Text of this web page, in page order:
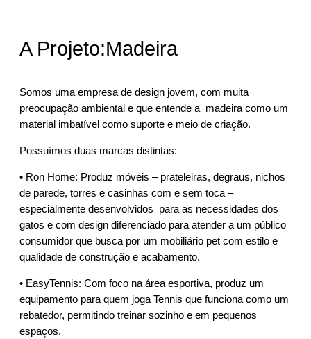
A Projeto:Madeira
Somos uma empresa de design jovem, com muita
preocupação ambiental e que entende a madeira como um
material imbatível como suporte e meio de criação.
Possuímos duas marcas distintas:
• Ron Home: Produz móveis – prateleiras, degraus, nichos
de parede, torres e casinhas com e sem toca –
especialmente desenvolvidos para as necessidades dos
gatos e com design diferenciado para atender a um público
consumidor que busca por um mobiliário pet com estilo e
qualidade de construção e acabamento.
• EasyTennis: Com foco na área esportiva, produz um
equipamento para quem joga Tennis que funciona como um
rebatedor, permitindo treinar sozinho e em pequenos
espaços.